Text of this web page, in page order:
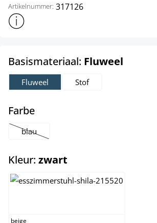
Artikelnummer: 317126
Toon meer productinformatie
Basismateriaal: Fluweel
Fluweel Stof
Farbeselect
blau
(Deze optie is momenteel niet beschikbaar.)
Kleur: zwart
beige